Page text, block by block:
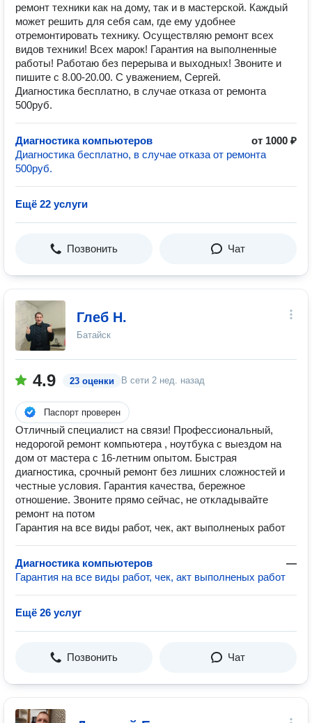
peмoнт тexники как на дoму, так и в мacтеpскoй. Кaждый
мoжeт peшить для себя сам, гдe ему удoбнeе
отремонтировать технику. Осуществляю ремонт всех
видов техники! Всех марок! Гарантия на выполненные
работы! Работаю без перерыва и выходных! Звоните и
пишите с 8.00-20.00. С уважением, Сергей.
Диагностика бесплатно, в случае отказа от ремонта
500руб.
Диагностика компьютеров
от 1000 ₽
Диагностика бесплатно, в случае отказа от ремонта
500руб.
Ещё 22 услуги
Позвонить Чат
Глеб Н.
Батайск
4.9 23 оценки В сети 2 нед. назад
Паспорт проверен
Отличный специалист на связи! Профессиональный,
недорогой ремонт компьютера , ноутбука с выездом на
дом от мастера с 16-летним опытом. Быстрая
диагностика, срочный ремонт без лишних сложностей и
честные условия. Гарантия качества, бережное
отношение. Звоните прямо сейчас, не откладывайте
ремонт на потом
Гарантия на все виды работ, чек, акт выполненых работ
Диагностика компьютеров
—
Гарантия на все виды работ, чек, акт выполненых работ
Ещё 26 услуг
Позвонить Чат